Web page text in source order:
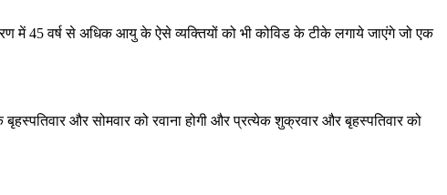
में 45 वर्ष से अधिक आयु के ऐसे व्‍यक्तियों को भी कोविड के टीके लगाये जाएंगे जो एक
और सोमवार को रवाना होगी और प्रत्‍येक शुक्रवार और बृहस्‍पतिवार को